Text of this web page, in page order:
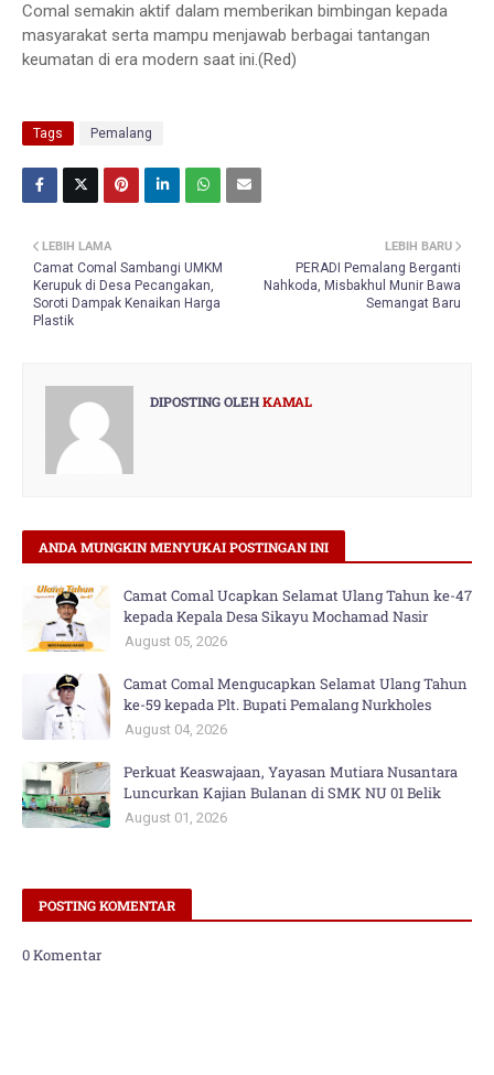
Comal semakin aktif dalam memberikan bimbingan kepada
masyarakat serta mampu menjawab berbagai tantangan
keumatan di era modern saat ini.(Red)
Tags Pemalang
LEBIH BARU
PERADI Pemalang Berganti
Nahkoda, Misbakhul Munir Bawa
Semangat Baru
LEBIH LAMA
Camat Comal Sambangi UMKM
Kerupuk di Desa Pecangakan,
Soroti Dampak Kenaikan Harga
Plastik
DIPOSTING OLEHKAMAL
ANDA MUNGKIN MENYUKAI POSTINGAN INI
Camat Comal Ucapkan Selamat Ulang Tahun ke-47
kepada Kepala Desa Sikayu Mochamad Nasir
August 05, 2026
Camat Comal Mengucapkan Selamat Ulang Tahun
ke-59 kepada Plt. Bupati Pemalang Nurkholes
August 04, 2026
Perkuat Keaswajaan, Yayasan Mutiara Nusantara
Luncurkan Kajian Bulanan di SMK NU 01 Belik
August 01, 2026
POSTING KOMENTAR
0 Komentar